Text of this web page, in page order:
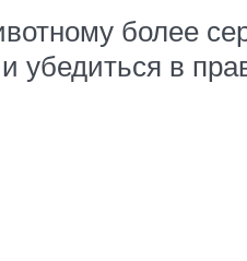
более
убедиться в